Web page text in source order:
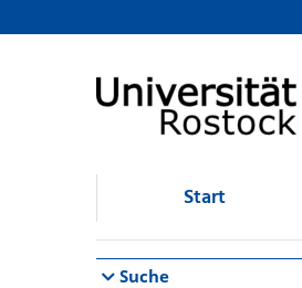
Browsen
direkt zum Inhalt
Start
Suche